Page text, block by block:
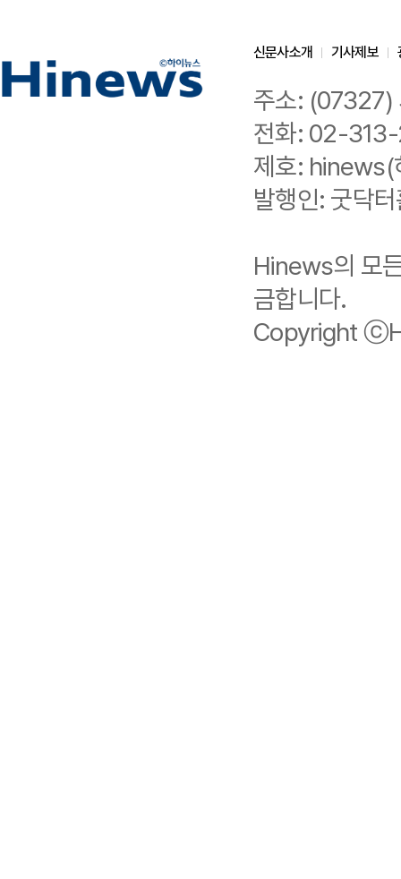
신문사소개 기사제보
주소: (07327)
전화: 02-
제호: hinews(
발행인: 굿닥
Hinews의 모
금합니다.
Copyright